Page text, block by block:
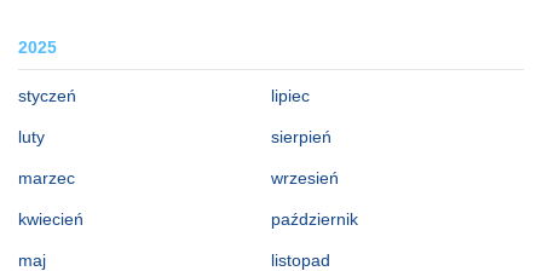
2025
styczeń
luty
marzec
kwiecień
maj
lipiec
sierpień
wrzesień
październik
listopad